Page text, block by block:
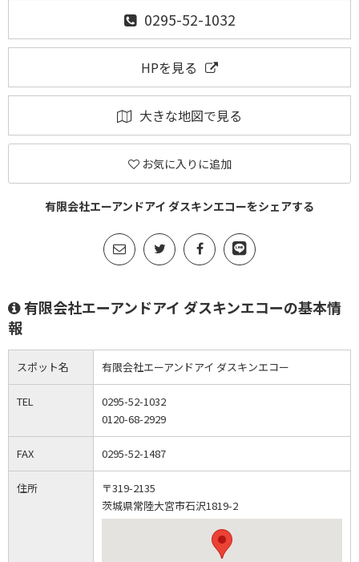
0295-52-1032
HPを見る
大きな地図で見る
お気に入りに追加
有限会社エーアンドアイ ダスキンエコーをシェアする
有限会社エーアンドアイ ダスキンエコーの基本情
報
スポット名 有限会社エーアンドアイ ダスキンエコー
TEL
0295-52-1032
0120-68-2929
FAX 0295-52-1487
住所
〒319-2135
茨城県常陸大宮市石沢1819-2